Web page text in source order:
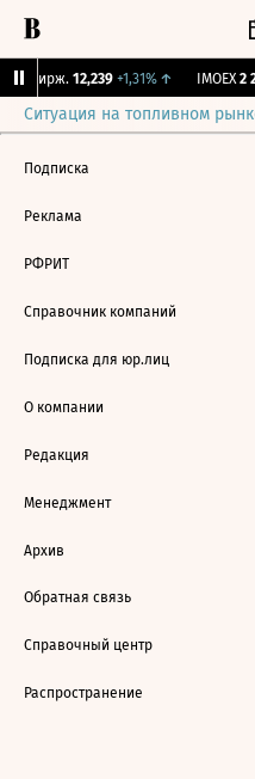
Бирж. 12,239 +1,31%↑ IMOEX 2
Ситуация на топливном
Подписка
Реклама
РФРИТ
Справочник компаний
Подписка для юр.лиц
О компании
Редакция
Менеджмент
Архив
Обратная связь
Справочный центр
Распространение